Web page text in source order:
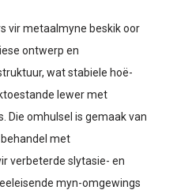
vir metaalmyne beskik oor
ontwerp en
wat stabiele hoë-
lewer met
Die omhulsel is gemaak van
met
verbeterde slytasie- en
myn-omgewings